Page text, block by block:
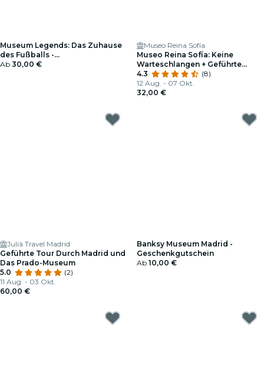
Museum Legends: Das Zuhause
des Fußballs -
Geschenkgutschein
Ab 30,00 €
Museo Reina Sofía
Museo Reina Sofía: Keine
Warteschlangen + Geführte
Besichtigung
4.3
(8)
12 Aug. - 07 Okt.
32,00 €
Julià Travel Madrid
Geführte Tour Durch Madrid und
Das Prado-Museum
5.0
(2)
11 Aug. - 03 Okt.
60,00 €
Banksy Museum Madrid -
Geschenkgutschein
Ab 10,00 €